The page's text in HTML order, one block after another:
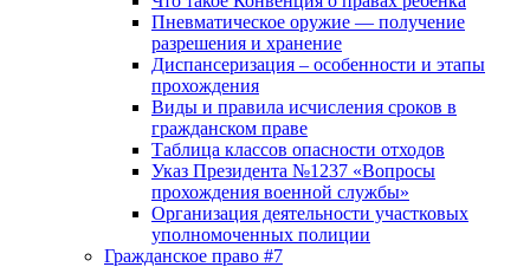
Пневматическое оружие — получение
разрешения и хранение
Диспансеризация – особенности и этапы
прохождения
Виды и правила исчисления сроков в
гражданском праве
Таблица классов опасности отходов
Указ Президента №1237 «Вопросы
прохождения военной службы»
Организация деятельности участковых
уполномоченных полиции
Гражданское право #7